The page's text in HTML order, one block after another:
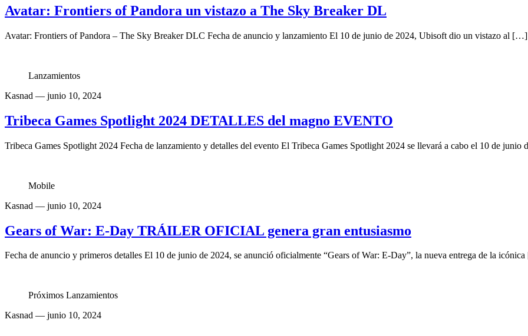
Avatar: Frontiers of Pandora un vistazo a The Sky Breaker DL
Avatar: Frontiers of Pandora – The Sky Breaker DLC Fecha de anuncio y lanzamiento El 10 de junio de 2024, Ubisoft dio un vistazo al […]
Lanzamientos
Kasnad — junio 10, 2024
Tribeca Games Spotlight 2024 DETALLES del magno EVENTO
Tribeca Games Spotlight 2024 Fecha de lanzamiento y detalles del evento El Tribeca Games Spotlight 2024 se llevará a cabo el 10 de
Mobile
Kasnad — junio 10, 2024
Gears of War: E-Day TRÁILER OFICIAL genera gran entusiasmo
Fecha de anuncio y primeros detalles El 10 de junio de 2024, se anunció oficialmente “Gears of War: E-Day”, la nueva entrega de la
Próximos Lanzamientos
Kasnad — junio 10, 2024